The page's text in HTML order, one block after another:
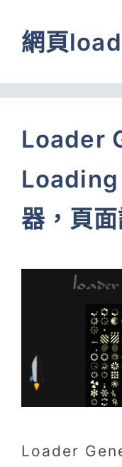
網頁
Loader
Loading
器，頁
Loader